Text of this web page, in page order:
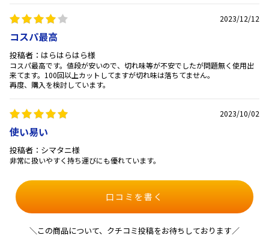
2023/12/12
コスパ最高
投稿者：はらはらはら様
コスパ最高です。値段が安いので、切れ味等が不安でしたが問題無く使用出
来てます。100回以上カットしてますが切れ味は落ちてません。
再度、購入を検討しています。
2023/10/02
使い易い
投稿者：シマタニ様
非常に扱いやすく持ち運びにも優れています。
口コミを書く
＼この商品について、クチコミ投稿をお待ちしております／